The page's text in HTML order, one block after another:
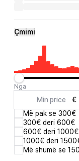
Çmimi
Nga
€
Më pak se 300€
300€ deri 600€
600€ deri 1000€
1000€ deri
Më shumë se